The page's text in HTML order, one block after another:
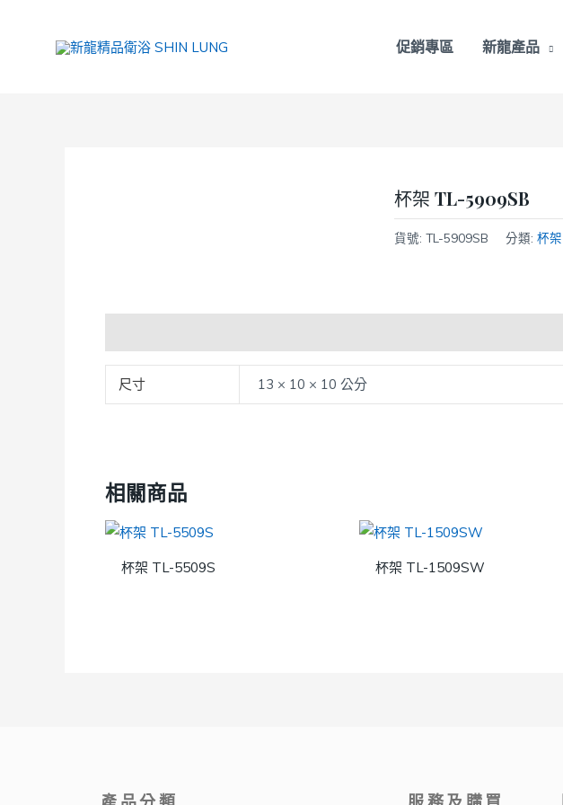
促銷專區 新龍產品
杯架 TL-5909SB
貨號: TL-5909SB 分類: 杯架
尺寸 13 × 10 × 10 公分
相關商品
杯架 TL-5509S 杯架 TL-1509SW